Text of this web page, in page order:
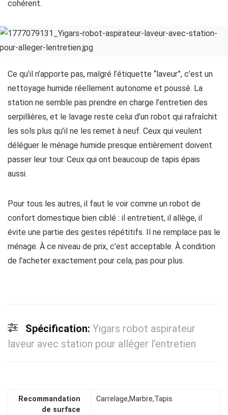
cohérent.
Ce qu’il n’apporte pas, malgré l’étiquette “laveur”, c’est un
nettoyage humide réellement autonome et poussé. La
station ne semble pas prendre en charge l’entretien des
serpillières, et le lavage reste celui d’un robot qui rafraîchit
les sols plus qu’il ne les remet à neuf. Ceux qui veulent
déléguer le ménage humide presque entièrement doivent
passer leur tour. Ceux qui ont beaucoup de tapis épais
aussi.
Pour tous les autres, il faut le voir comme un robot de
confort domestique bien ciblé : il entretient, il allège, il
évite une partie des gestes répétitifs. Il ne remplace pas le
ménage. À ce niveau de prix, c’est acceptable. À condition
de l’acheter exactement pour cela, pas pour plus.
Spécification: Yigars robot aspirateur
laveur avec station pour alléger l’entretien
Recommandation
de surface
Carrelage,Marbre,Tapis